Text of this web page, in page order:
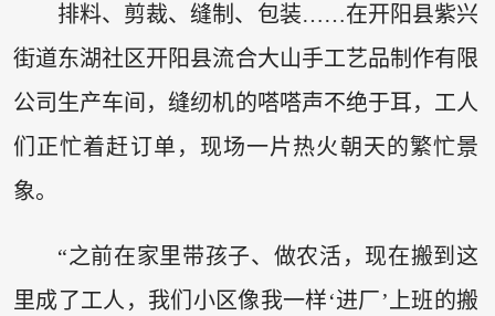
排料、剪裁、缝制、包装……在开阳县紫兴
街道东湖社区开阳县流合大山手工艺品制作有限
公司生产车间，缝纫机的嗒嗒声不绝于耳，工人
们正忙着赶订单，现场一片热火朝天的繁忙景
象。
“之前在家里带孩子、做农活，现在搬到这
里成了工人，我们小区像我一样‘进厂’上班的搬